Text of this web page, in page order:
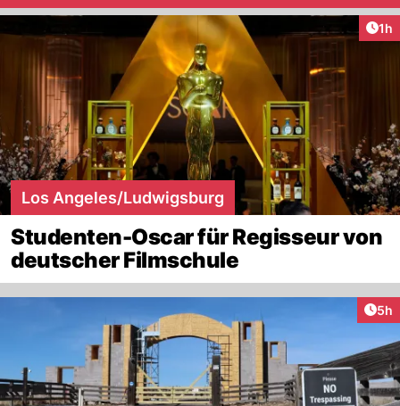
1h
Los Angeles/Ludwigsburg
Studenten-Oscar für Regisseur von
deutscher Filmschule
5h